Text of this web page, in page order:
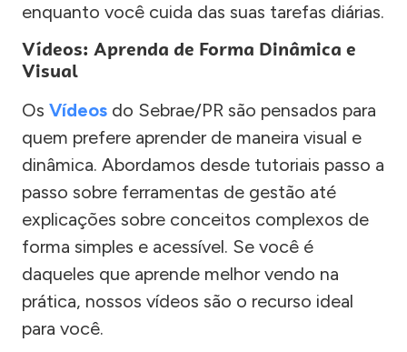
enquanto você cuida das suas tarefas diárias.
Vídeos: Aprenda de Forma Dinâmica e
Visual
Os Vídeos do Sebrae/PR são pensados para
quem prefere aprender de maneira visual e
dinâmica. Abordamos desde tutoriais passo a
passo sobre ferramentas de gestão até
explicações sobre conceitos complexos de
forma simples e acessível. Se você é
daqueles que aprende melhor vendo na
prática, nossos vídeos são o recurso ideal
para você.